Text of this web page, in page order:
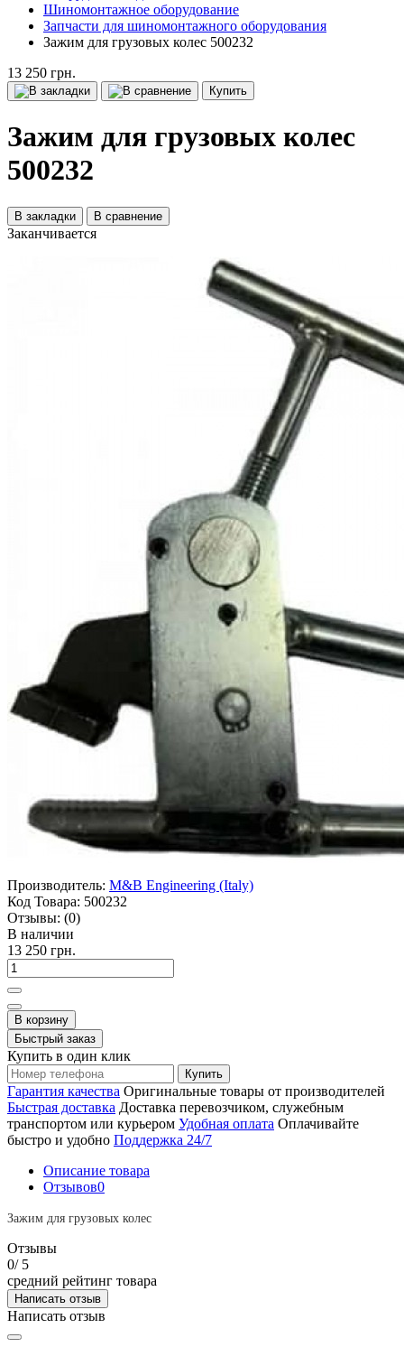
Шиномонтажное оборудование
Запчасти для шиномонтажного оборудования
Зажим для грузовых колес 500232
13 250 грн.
Купить
Зажим для грузовых колес
500232
В закладки В сравнение
Заканчивается
Производитель: M&B Engineering (Italy)
Код Товара: 500232
Отзывы: (0)
В наличии
13 250 грн.
В корзину
Быстрый заказ
Купить в один клик
Купить
Гарантия качества Оригинальные товары от производителей
Быстрая доставка Доставка перевозчиком, служебным
транспортом или курьером Удобная оплата Оплачивайте
быстро и удобно Поддержка 24/7
Описание товара
Отзывов0
Зажим для грузовых колес
Отзывы
0/ 5
средний рейтинг товара
Написать отзыв
Написать отзыв